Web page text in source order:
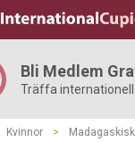
Bli Medlem
Träffa
Kvinnor >